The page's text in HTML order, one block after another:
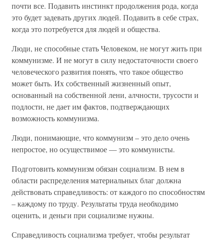
почти все. Подавить инстинкт продолжения рода, когда
это будет задевать других людей. Подавить в себе страх,
когда это потребуется для людей и общества.
Люди, не способные стать Человеком, не могут жить при
коммунизме. И не могут в силу недостаточности своего
человеческого развития понять, что такое общество
может быть. Их собственный жизненный опыт,
основанный на собственной лени, алчности, трусости и
подлости, не дает им фактов, подтверждающих
возможность коммунизма.
Люди, понимающие, что коммунизм – это дело очень
непростое, но осуществимое — это коммунисты.
Подготовить коммунизм обязан социализм. В нем в
области распределения материальных благ должна
действовать справедливость: от каждого по способностям
– каждому по труду. Результаты труда необходимо
оценить, и деньги при социализме нужны.
Справедливость социализма требует, чтобы результат